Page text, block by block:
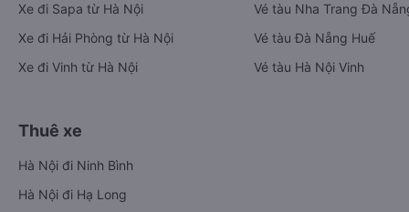
Xe đi Sapa từ Hà Nội
Xe đi Hải Phòng từ Hà Nội
Xe đi Vinh từ Hà Nội
Vé tàu Nha Trang Đà
Vé tàu Đà Nẵng Huế
Vé tàu Hà Nội Vinh
Thuê xe
Hà Nội đi Ninh Bình
Hà Nội đi Hạ Long